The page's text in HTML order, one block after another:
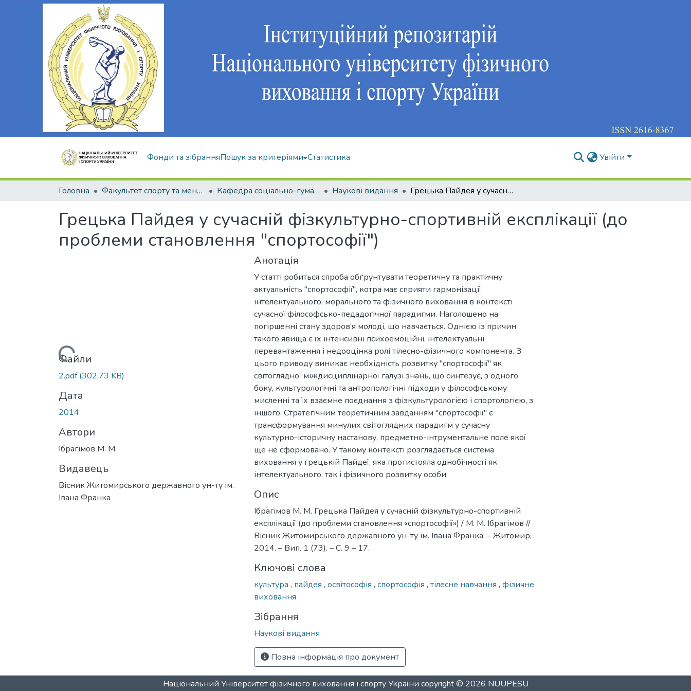
Фонди та зібранняПошук за критеріями Статистика Увійти
Головна Факультет спорту та менеджменту Кафедра соціально-гуманітарних дисциплін Наукові видання Грецька Пайдея у сучасній фізкультурно-спортивній експлікації (до проблеми становлення "спортософії")
Грецька Пайдея у сучасній фізкультурно-спортивній експлікації (до
проблеми становлення "спортософії")
Вантажиться...Файли
2.pdf(302,73 KB)
Дата
2014
Автори
Ібрагімов М. М.
Видавець
Вісник Житомирського державного ун-ту ім.
Івана Франка
Анотація
У статті робиться спроба обґрунтувати теоретичну та практичну
актуальність ''спортософії'', котра має сприяти гармонізації
інтелектуального, морального та фізичного виховання в контексті
сучасної філософсько-педадогічної парадигми. Наголошено на
погіршенні стану здоров’я молоді, що навчається. Однією із причин
такого явища є їх інтенсивні психоемоційні, інтелектуальні
перевантаження і недооцінка ролі тілесно-фізичного компонента. З
цього приводу виникає необхідність розвитку ''спортософії'' як
світоглядної міждисциплінарної галузі знань, що синтезує, з одного
боку, культурологічні та антропологічні підходи у філософському
мисленні та їх взаємне поєднання з фізкультурологією і спортологією, з
іншого. Стратегічним теоретичним завданням ''спортософії'' є
трансформування минулих світоглядних парадигм у сучасну
культурно-історичну настанову, предметно-інтрументальне поле якої
ще не сформовано. У такому контексті розглядається система
виховання у грецькій Пайдеї, яка протистояла однобічності як
інтелектуального, так і фізичного розвитку особи.
Опис
Ібрагімов М. М. Грецька Пайдея у сучасній фізкультурно-спортивній
експлікації (до проблеми становлення «спортософії») / М. М. Ібрагімов //
Вісник Житомирського державного ун-ту ім. Івана Франка. – Житомир,
2014. – Вип. 1 (73). – С. 9 – 17.
Ключові слова
культура , пайдея , освітософія , спортософія , тілесне навчання , фізичне
виховання
Зібрання
Наукові видання
Повна інформація про документ
Національний Університет фізичного виховання і спорту України copyright © 2026 NUUPESU